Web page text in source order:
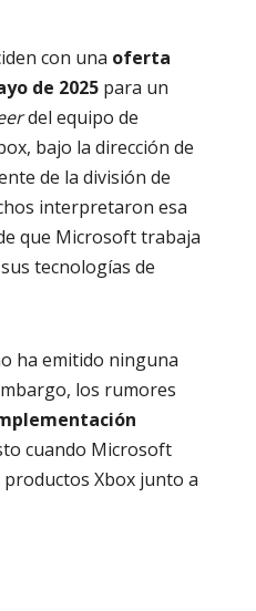
con una oferta
de 2025 para un
del equipo de
bajo la dirección de
de la división de
interpretaron esa
que Microsoft trabaja
tecnologías de
ha emitido ninguna
los rumores
cuando Microsoft
Xbox junto a